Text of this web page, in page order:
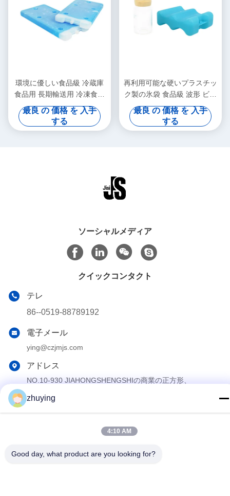
環境に優しい食品級 冷蔵庫
食品用 長期輸送用 冷凍食品
用
最良 の 価格 を 入手
する
再利用可能な硬いプラスチッ
ク製の氷袋 食品級 波形 ビー
ル缶 冷凍食品
最良 の 価格 を 入手
する
ソーシャルメディア
クイックコンタクト
テレ
86--0519-88789192
電子メール
ying@czjmjs.com
アドレス
NO.10-930 JIAHONGSHENGSHIの商業の正方形、
Copyright © 2017-2026 Changzhou jisi cold chain technology
zhuying
4:10 AM
Good day, what product are you looking for?